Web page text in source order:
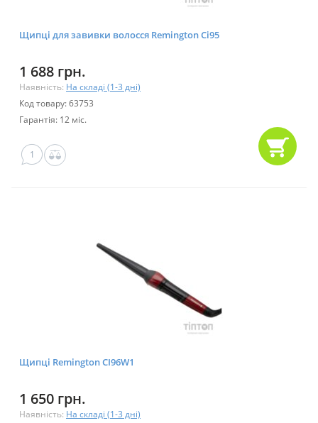
Щипці для завивки волосся Remington Ci95
1 688 грн.
Наявність: На складі (1-3 дні)
Код товару: 63753
Гарантія: 12 міс.
1
Щипці Remington CI96W1
1 650 грн.
Наявність: На складі (1-3 дні)